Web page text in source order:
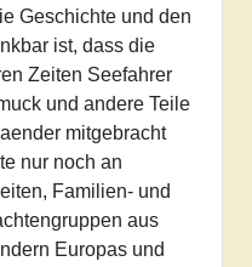
Geschichte und den
ist, dass die
Zeiten Seefahrer
und andere Teile
mitgebracht
nur noch an
Familien- und
aus
Europas und